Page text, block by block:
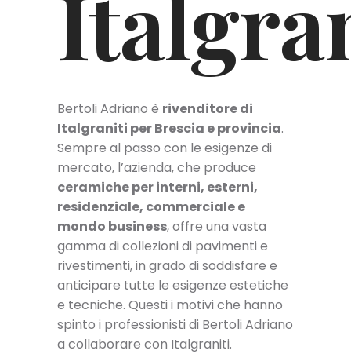
Bertoli Adriano è rivenditore di
Italgraniti per Brescia e provincia.
Sempre al passo con le esigenze di
mercato, l’azienda, che produce
ceramiche per interni, esterni,
residenziale, commerciale e
mondo business, offre una vasta
gamma di collezioni di pavimenti e
rivestimenti, in grado di soddisfare e
anticipare tutte le esigenze estetiche
e tecniche. Questi i motivi che hanno
spinto i professionisti di Bertoli Adriano
a collaborare con Italgraniti.